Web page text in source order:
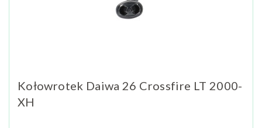
Kołowrotek Daiwa 26 Crossfire LT 2000-
XH